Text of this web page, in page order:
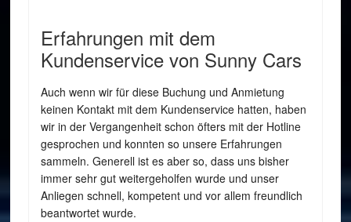
Erfahrungen mit dem
Kundenservice von Sunny Cars
Auch wenn wir für diese Buchung und Anmietung
keinen Kontakt mit dem Kundenservice hatten, haben
wir in der Vergangenheit schon öfters mit der Hotline
gesprochen und konnten so unsere Erfahrungen
sammeln. Generell ist es aber so, dass uns bisher
immer sehr gut weitergeholfen wurde und unser
Anliegen schnell, kompetent und vor allem freundlich
beantwortet wurde.